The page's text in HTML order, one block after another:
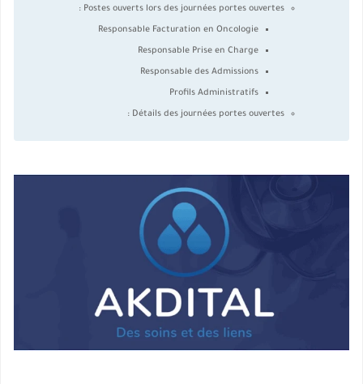
Postes ouverts lors des journées portes ouvertes :
Responsable Facturation en Oncologie
Responsable Prise en Charge
Responsable des Admissions
Profils Administratifs
Détails des journées portes ouvertes :